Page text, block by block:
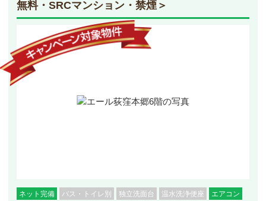
無料・SRCマンション・禁煙＞
ネット完備 バス・トイレ別 独立洗面台 温水洗浄便座
エアコン